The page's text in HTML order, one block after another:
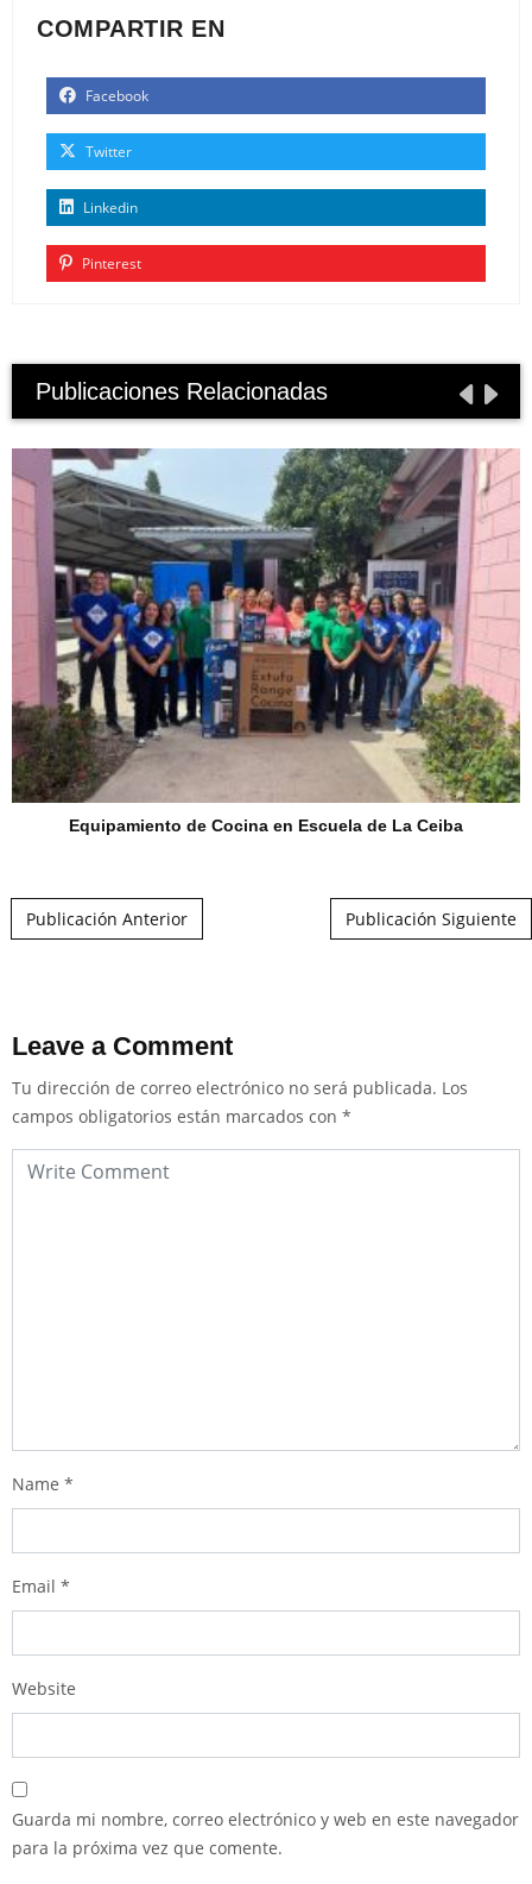
COMPARTIR EN
Facebook
Twitter
Linkedin
Pinterest
Publicaciones Relacionadas
Equipamiento de Cocina en Escuela de La Ceiba
Publicación Anterior Publicación Siguiente
Leave a Comment
Tu dirección de correo electrónico no será publicada. Los
campos obligatorios están marcados con *
Name *
Email *
Website
Guarda mi nombre, correo electrónico y web en este navegador
para la próxima vez que comente.